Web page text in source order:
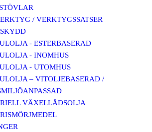
/ VERKTYGSSATSER
- ESTERBASERAD
- INOMHUS
- UTOMHUS
– VITOLJEBASERAD /
VÄXELLÅDSOLJA